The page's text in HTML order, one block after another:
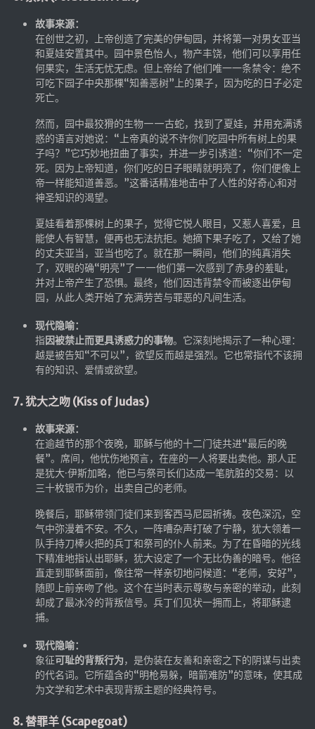
故事来源：
在创世之初，上帝创造了完美的伊甸园，并将第一对男女亚当
和夏娃安置其中。园中景色怡人，物产丰饶，他们可以享用任
何果实，生活无忧无虑。但上帝给了他们唯一一条禁令：绝不
可吃下园子中央那棵“知善恶树”上的果子，因为吃的日子必定
死亡。
然而，园中最狡猾的生物——古蛇，找到了夏娃，并用充满诱
惑的语言对她说：“上帝真的说不许你们吃园中所有树上的果
子吗？”它巧妙地扭曲了事实，并进一步引诱道：“你们不一定
死。因为上帝知道，你们吃的日子眼睛就明亮了，你们便像上
帝一样能知道善恶。”这番话精准地击中了人性的好奇心和对
神圣知识的渴望。
夏娃看着那棵树上的果子，觉得它悦人眼目，又惹人喜爱，且
能使人有智慧，便再也无法抗拒。她摘下果子吃了，又给了她
的丈夫亚当，亚当也吃了。就在那一瞬间，他们的纯真消失
了，双眼的确“明亮”了——他们第一次感到了赤身的羞耻，
并对上帝产生了恐惧。最终，他们因违背禁令而被逐出伊甸
园，从此人类开始了充满劳苦与罪恶的凡间生活。
现代隐喻：
指因被禁止而更具诱惑力的事物。它深刻地揭示了一种心理：
越是被告知“不可以”，欲望反而越是强烈。它也常指代不该拥
有的知识、爱情或欲望。
7. 犹大之吻 (Kiss of Judas)
故事来源：
在逾越节的那个夜晚，耶稣与他的十二门徒共进“最后的晚
餐”。席间，他忧伤地预言，在座的一人将要出卖他。那人正
是犹大·伊斯加略，他已与祭司长们达成一笔肮脏的交易：以
三十枚银币为价，出卖自己的老师。
晚餐后，耶稣带领门徒们来到客西马尼园祈祷。夜色深沉，空
气中弥漫着不安。不久，一阵嘈杂声打破了宁静，犹大领着一
队手持刀棒火把的兵丁和祭司的仆人前来。为了在昏暗的光线
下精准地指认出耶稣，犹大设定了一个无比伪善的暗号。他径
直走到耶稣面前，像往常一样亲切地问候道：“老师，安好”，
随即上前亲吻了他。这个在当时表示尊敬与亲密的举动，此刻
却成了最冰冷的背叛信号。兵丁们见状一拥而上，将耶稣逮
捕。
现代隐喻：
象征可耻的背叛行为，是伪装在友善和亲密之下的阴谋与出卖
的代名词。它所蕴含的“明枪易躲，暗箭难防”的意味，使其成
为文学和艺术中表现背叛主题的经典符号。
8. 替罪羊 (Scapegoat)
红白机
红白机资源
dos游戏
在线狼人杀
特效地址
引导页
背景动画
Floatingheart
树境
过山车
夜景
海洋
动画线分形
背景连线动画
蜂巢背景特效
夜色折现效果
🚩合集
文章
⌛时光轴
🎅登录
隐私政策
仓库
音乐解析 半成品
低价开会员